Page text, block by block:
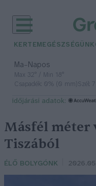
KERTEM EGÉSZSÉGÜNK
Ma– Napos
Max 32° / Min 18°
Csapadék: 0% (0 mm)Szél:
időjárási adatok:
Másfél méter
Tiszából
ÉLŐ BOLYGÓNK